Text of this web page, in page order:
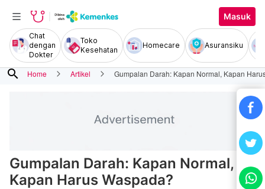
Masuk
Chat
dengan
Dokter
Toko
Kesehatan
Homecare Asuransiku
search Home Artikel Gumpalan Darah: Kapan Normal, Kapan
Gumpalan Darah: Kapan Normal,
Kapan Harus Waspada?